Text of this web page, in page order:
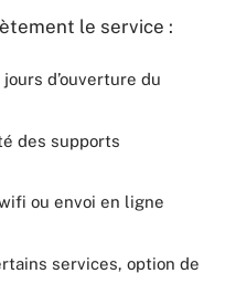
le service :
d’ouverture du
des supports
ou envoi en ligne
services, option de